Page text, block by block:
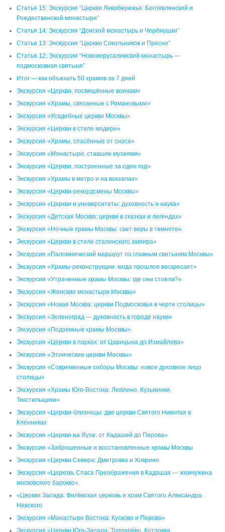
Статья 15: Экскурсия “Церкви Левобережья: Богоявленский и
Рождественский монастыри”
Статья 14: Экскурсия “Донской монастырь и Черёмушки”
Статья 13: Экскурсия “Церкви Сокольников и Пресни”
Статья 12: Экскурсия “Новоиерусалимский монастырь —
подмосковная святыня”
Итог — как объехать 50 храмов за 7 дней
Экскурсия «Церкви, посвящённые воинам»
Экскурсия «Храмы, связанные с Романовыми»
Экскурсия «Усадебные церкви Москвы»
Экскурсия «Церкви в стиле модерн»
Экскурсия «Храмы, спасённые от сноса»
Экскурсия «Монастыри, ставшие музеями»
Экскурсия «Церкви, построенные за один год»
Экскурсия «Храмы в метро и на вокзалах»
Экскурсия «Церкви-рекордсмены Москвы»
Экскурсия «Церкви и университеты: духовность и наука»
Экскурсия «Детская Москва: церкви в сказках и легендах»
Экскурсия «Ночные храмы Москвы: свет веры в темноте»
Экскурсия «Церкви в стиле сталинского ампира»
Экскурсия «Паломнический маршрут по главным святыням Москвы»
Экскурсия «Храмы-реконструкции: когда прошлое воскресает»
Экскурсия «Утраченные храмы Москвы: где они стояли?»
Экскурсия «Женские монастыри Москвы»
Экскурсия «Новая Москва: церкви Подмосковья в черте столицы»
Экскурсия «Зеленоград — духовность в городе науки»
Экскурсия «Подземные храмы Москвы»
Экскурсия «Церкви в парках: от Царицына до Измайлова»
Экскурсия «Этнические церкви Москвы»
Экскурсия «Современные соборы Москвы: новое духовное лицо
столицы»
Экскурсия «Храмы Юго-Востока: Люблино, Кузьминки,
Текстильщики»
Экскурсия «Церкви-близнецы: две церкви Святого Николая в
Клённиках
Экскурсия «Церкви на Яузе: от Кадашей до Перова»
Экскурсия «Заброшенные и восстановленные храмы Москвы
Экскурсия «Церкви Севера: Дмитровка и Ховрино
Экскурсия «Церковь Спаса Преображения в Кадашах — жемчужина
московского барокко»
«Церкви Запада: Филёвская церковь и храм Святого Александра
Невского
Экскурсия «Монастыри Востока: Кусково и Перово»
Экскурсия «Церкви Юго-Запада: Тропарёво, Котловка,